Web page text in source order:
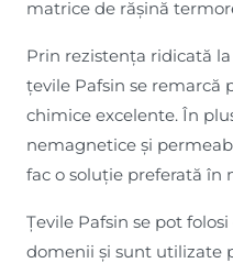
matrice de rășină
Prin rezistența ridicată
țevile Pafsin se remarcă
chimice excelente. În
nemagnetice și
fac o soluție preferată în
Țevile Pafsin se pot
domenii și sunt utilizate